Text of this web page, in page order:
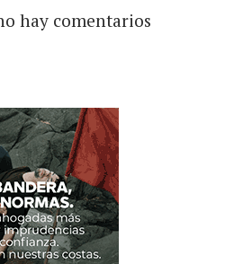
hay comentarios